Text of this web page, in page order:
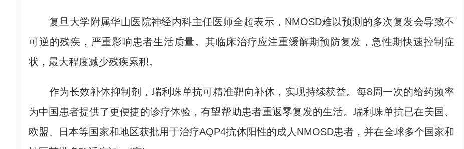
复旦大学附属华山医院神经内科主任医师全超表示，NMOSD难以预测的多次复发会导致不
可逆的残疾，严重影响患者生活质量。其临床治疗应注重缓解期预防复发，急性期快速控制症
状，最大程度减少残疾累积。
作为长效补体抑制剂，瑞利珠单抗可精准靶向补体，实现持续获益。每8周一次的给药频率
为中国患者提供了更便捷的诊疗体验，有望帮助患者重返零复发的生活。瑞利珠单抗已在美国、
欧盟、日本等国家和地区获批用于治疗AQP4抗体阳性的成人NMOSD患者，并在全球多个国家和